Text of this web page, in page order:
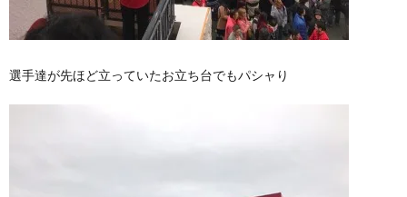
選手達が先ほど立っていたお立ち台でもパシャり